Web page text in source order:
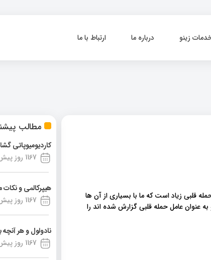
زینو درباره ما ارتباط با ما
مطالب
کاردیومیوپاتی
1167 روز پیش
هیپرکالمی و نکات
1167 روز پیش
نادولول و هر
1167 روز پیش
قلبی زیاد است که ما با بسیاری از آن ها
عنوان عامل حمله قلبی گزارش شده اند را